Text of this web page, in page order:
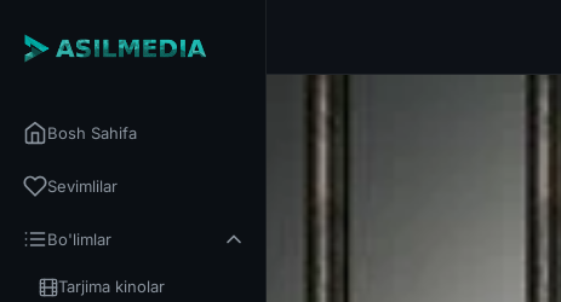
Bosh Sahifa
Sevimlilar
Bo'limlar
Tarjima kinolar